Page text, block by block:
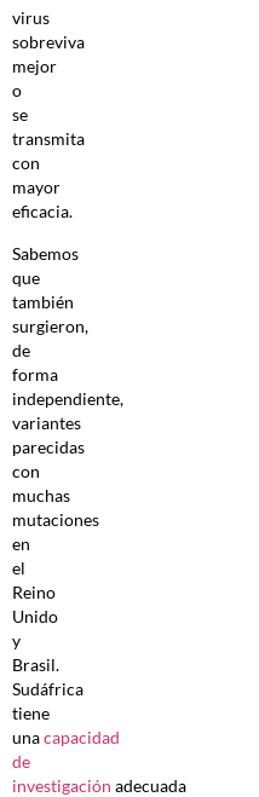
virus
sobreviva
mejor
o
se
transmita
con
mayor
eficacia.
Sabemos
que
también
surgieron,
de
forma
independiente,
variantes
parecidas
con
muchas
mutaciones
en
el
Reino
Unido
y
Brasil.
Sudáfrica
tiene
unacapacidad
de
investigación adecuada